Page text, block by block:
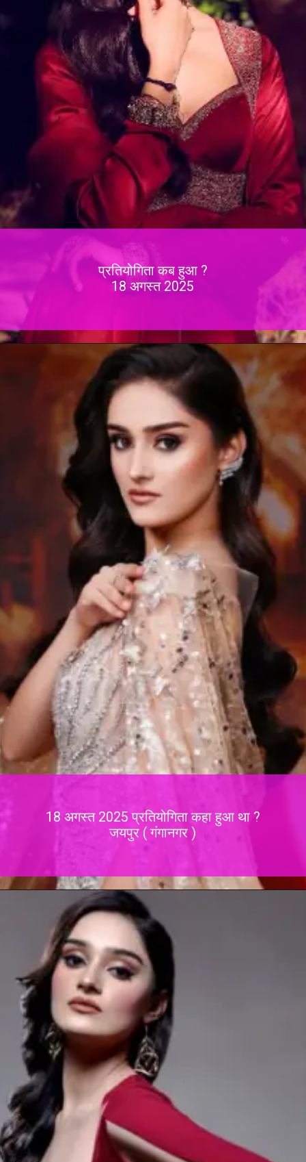
प्रतियोगिता कब हुआ ?
18 अगस्त 2025
18 अगस्त 2025 प्रतियोगिता कहा हुआ था ?
जयपुर ( गंगानगर )